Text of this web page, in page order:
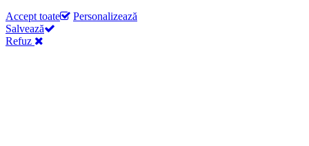
Accept toate
Personalizează
Salvează
Refuz